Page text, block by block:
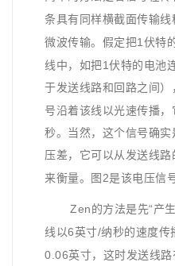
条具有同样横截面传输线
微波传输。假定把1 伏特
线中，如把1 伏特的电池
于发送线路和回路之间
号沿着该线以光速传播，
秒。当然，这个信号确
压差，它可以从发送线
来衡量。图 2是该电压信
Zen 的方法是先“ 产
线以6英寸/纳秒的速度传
0.06英寸，这时发送线路